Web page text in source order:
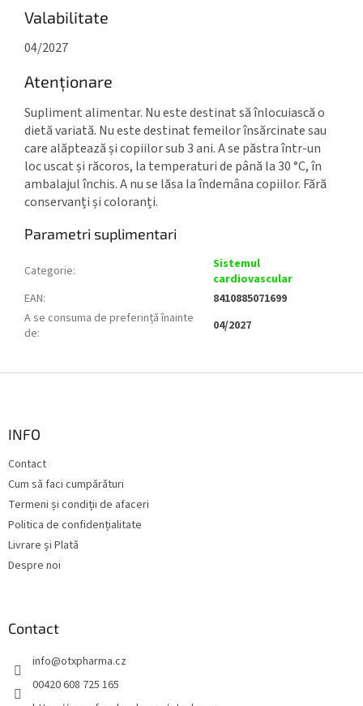
Valabilitate
04/2027
Atenționare
Supliment alimentar. Nu este destinat să înlocuiască o
dietă variată. Nu este destinat femeilor însărcinate sau
care alăptează și copiilor sub 3 ani. A se păstra într-un
loc uscat și răcoros, la temperaturi de până la 30 °C, în
ambalajul închis. A nu se lăsa la îndemâna copiilor. Fără
conservanți și coloranți.
Parametri suplimentari
Categorie:
Sistemul
cardiovascular
EAN:
8410885071699
A se consuma de preferință înainte
de: 04/2027
INFO
Contact
Cum să faci cumpărături
Termeni și condiții de afaceri
Politica de confidențialitate
Livrare și Plată
Despre noi
Contact
info@otxpharma.cz
00420 608 725 165